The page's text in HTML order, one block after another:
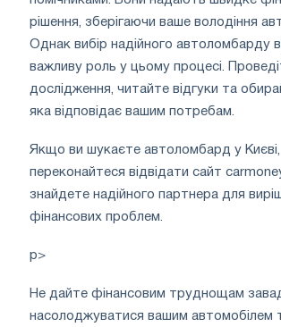
рішення, зберігаючи ваше володіння
Однак вибір надійного автоломбарду
важливу роль у цьому процесі.
дослідження, читайте відгуки та
яка відповідає вашим потребам.
Якщо ви шукаєте автоломбард у Києві,
переконайтеся відвідати сайт
знайдете надійного партнера для
фінансових проблем.
p>
Не дайте фінансовим труднощам
насолоджуватися вашим автомобілем